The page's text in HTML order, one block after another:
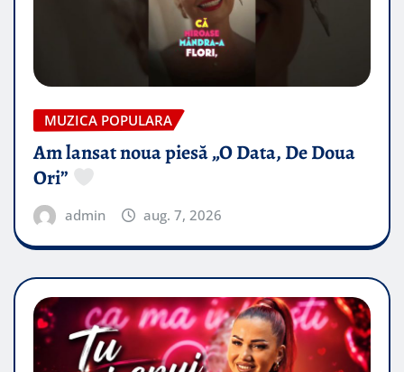
MUZICA POPULARA
Am lansat noua piesă „O Data, De Doua
Ori”
admin aug. 7, 2026